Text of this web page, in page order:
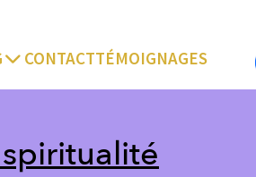
CONTACTTÉMOIGNAGES